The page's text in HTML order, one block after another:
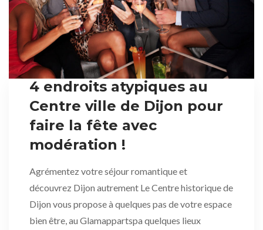
4 endroits atypiques au
Centre ville de Dijon pour
faire la fête avec
modération !
Agrémentez votre séjour romantique et
découvrez Dijon autrement Le Centre historique de
Dijon vous propose à quelques pas de votre espace
bien être, au Glamappartspa quelques lieux